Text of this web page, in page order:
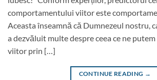
comportamentului viitor este
Aceasta înseamnă că Dumnezeul nostru,
a dezvăluit multe despre ceea ce ne
viitor prin […]
CONTINUE READING →